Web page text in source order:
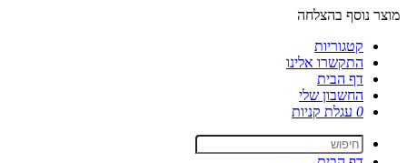
מוצר נוסף בהצלחה
קטגוריות
התקשרו אלינו
דף הבית
החשבון שלי
0 עגלת קניות